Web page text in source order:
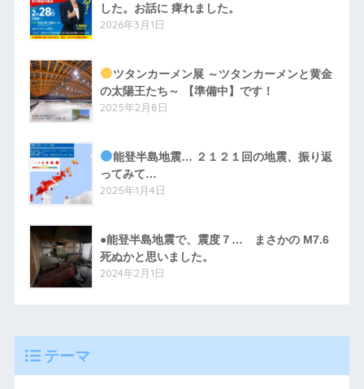
した。お話に 痺れました。
2026年3月1日
ツタンカーメン展 ～ツタンカーメンと黄金
の太陽王たち～ 【準備中】です！
2025年2月8日
能登半島地震… ２１２１回の地震、振り返
ってみて…
2025年1月4日
●能登半島地震で、震度７… まさかの M7.6
死ぬかと思いました。
2024年2月1日
テーマ